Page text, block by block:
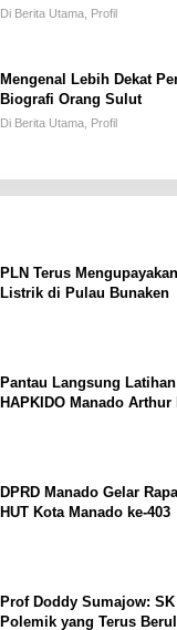
Keadilan
Di Berita Utama, Profil
Mengenal Lebih Dekat
Biografi Orang Sulut
Di Berita Utama, Profil
PLN Terus
Listrik di Pulau Bunaken
Pantau Langsung
HAPKIDO Manado
DPRD Manado Gelar
HUT Kota Manado ke-403
Prof Doddy Sumajow:
Polemik yang Terus